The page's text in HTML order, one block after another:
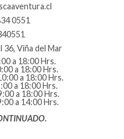
0551
36, Viña del Mar
a 18:00 Hrs.
a 18:00 Hrs.
a 18:00 Hrs.
a 18:00 Hrs.
a 18:00 Hrs.
a 14:00 Hrs.